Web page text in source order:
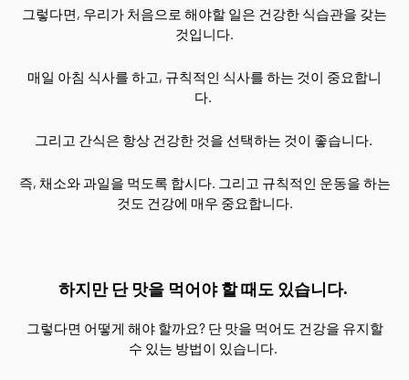
그렇다면, 우리가 처음으로 해야할 일은 건강한 식습관을 갖는
것입니다.
매일 아침 식사를 하고, 규칙적인 식사를 하는 것이 중요합니
다.
그리고 간식은 항상 건강한 것을 선택하는 것이 좋습니다.
즉, 채소와 과일을 먹도록 합시다. 그리고 규칙적인 운동을 하는
것도 건강에 매우 중요합니다.
하지만 단 맛을 먹어야 할 때도 있습니다.
그렇다면 어떻게 해야 할까요? 단 맛을 먹어도 건강을 유지할
수 있는 방법이 있습니다.